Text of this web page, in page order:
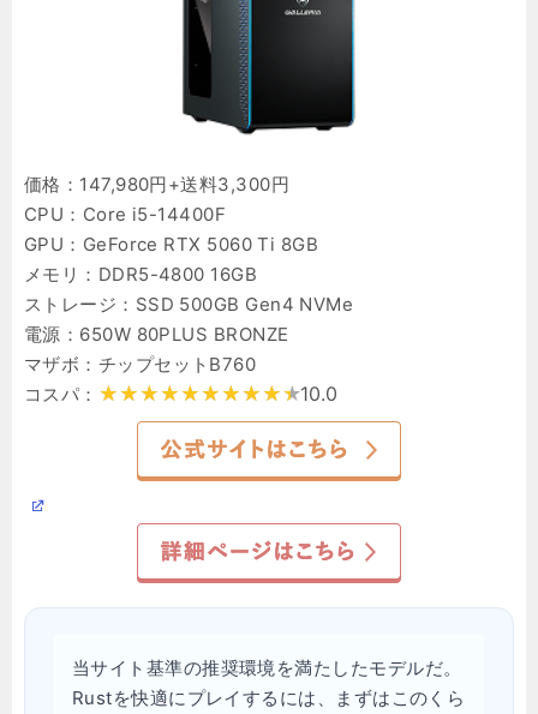
価格：147,980円+送料3,300円
CPU：Core i5-14400F
GPU：GeForce RTX 5060 Ti 8GB
メモリ：DDR5-4800 16GB
ストレージ：SSD 500GB Gen4 NVMe
電源：650W 80PLUS BRONZE
マザボ：チップセットB760
コスパ：
10.0
当サイト基準の推奨環境を満たしたモデルだ。
Rustを快適にプレイするには、まずはこのくら